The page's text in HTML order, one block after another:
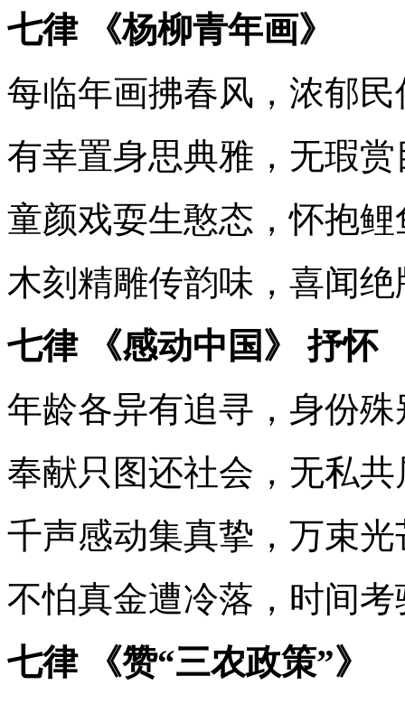
七律 《杨柳青年画》
每临年画拂春风，浓郁
有幸置身思典雅，无瑕
童颜戏耍生憨态，怀抱
木刻精雕传韵味，喜闻
七律 《感动中国》 抒怀
年龄各异有追寻，身份
奉献只图还社会，无私
千声感动集真挚，万束
不怕真金遭冷落，时间
七律 《赞“三农政策”》